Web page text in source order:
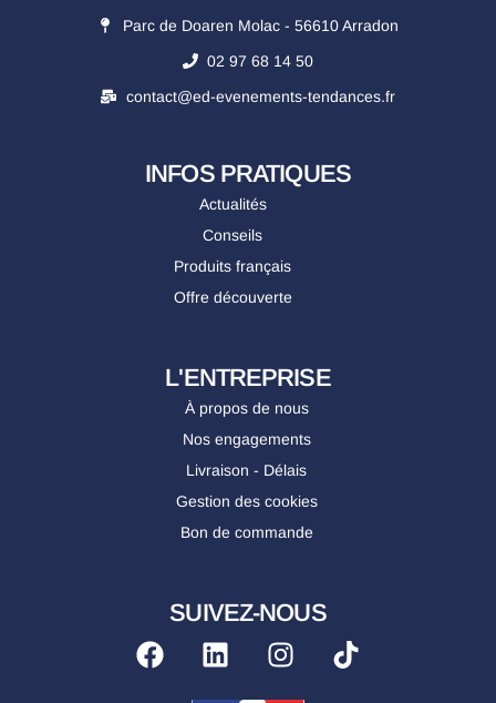
Parc de Doaren Molac - 56610 Arradon
02 97 68 14 50
contact@ed-evenements-tendances.fr
INFOS PRATIQUES
Actualités
Conseils
Produits français
Offre découverte
L'ENTREPRISE
À propos de nous
Nos engagements
Livraison - Délais
Gestion des cookies
Bon de commande
SUIVEZ-NOUS